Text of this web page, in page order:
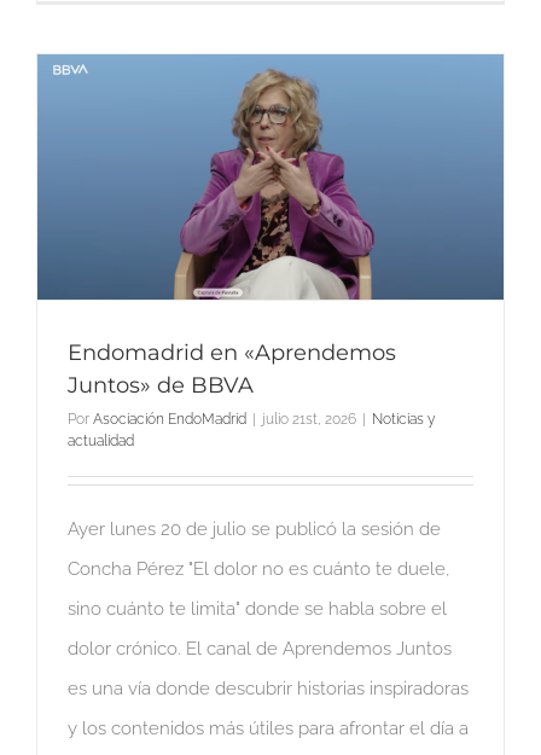
Endomadrid en «Aprendemos
Juntos» de BBVA
Por Asociación EndoMadrid | julio 21st, 2026 | Noticias y
actualidad
Ayer lunes 20 de julio se publicó la sesión de
Concha Pérez "El dolor no es cuánto te duele,
sino cuánto te limita" donde se habla sobre el
dolor crónico. El canal de Aprendemos Juntos
es una vía donde descubrir historias inspiradoras
y los contenidos más útiles para afrontar el día a